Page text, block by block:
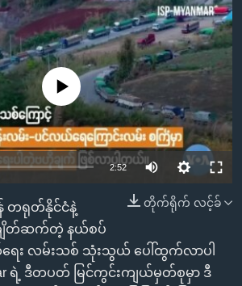
ာ
စာ
က်အလက်များ
ဉ်
ား
source currently available
2:52
တိုက်ရိုက် လင့်ခ်
တရုတ်နိုင်ငံနဲ့
ချိတ်ဆက်တဲ့ နယ်စပ်
ေး လမ်းသစ် သုံးသွယ် ပေါ်ထွက်လာပါ
ရဲ့ ဒီတပတ် မြင်ကွင်းကျယ်မှတ်စုမှာ ဒီ